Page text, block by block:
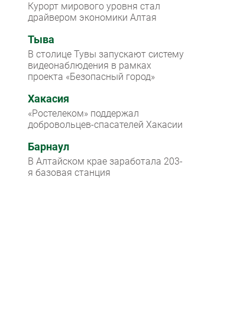
Курорт мирового уровня стал
драйвером экономики Алтая
Тыва
В столице Тувы запускают систему
видеонаблюдения в рамках
проекта «Безопасный город»
Хакасия
«Ростелеком» поддержал
добровольцев-спасателей Хакасии
Барнаул
В Алтайском крае заработала 203-
я базовая станция